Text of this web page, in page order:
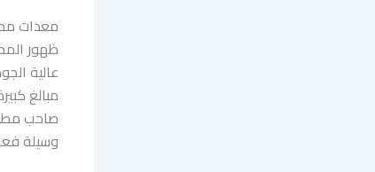
معدات
ظهور
عالية
مبالغ
صاحب
وسيلة